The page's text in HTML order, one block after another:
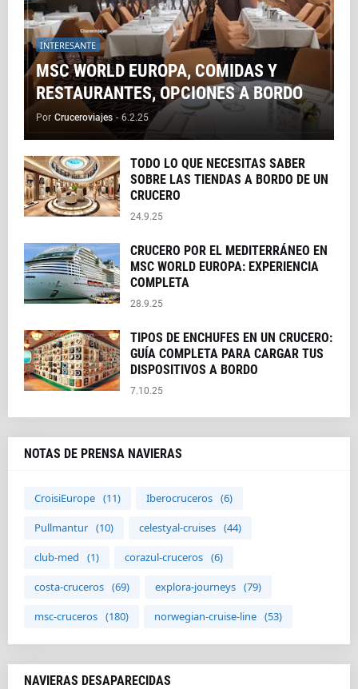
INTERESANTE
MSC WORLD EUROPA, COMIDAS Y
RESTAURANTES, OPCIONES A BORDO
Por Cruceroviajes - 6.2.25
TODO LO QUE NECESITAS SABER
SOBRE LAS TIENDAS A BORDO DE UN
CRUCERO
24.9.25
CRUCERO POR EL MEDITERRÁNEO EN
MSC WORLD EUROPA: EXPERIENCIA
COMPLETA
28.9.25
TIPOS DE ENCHUFES EN UN CRUCERO:
GUÍA COMPLETA PARA CARGAR TUS
DISPOSITIVOS A BORDO
7.10.25
NOTAS DE PRENSA NAVIERAS
CroisiEurope (11) Iberocruceros (6)
Pullmantur (10) celestyal-cruises (44)
club-med (1) corazul-cruceros (6)
costa-cruceros (69) explora-journeys (79)
msc-cruceros (180) norwegian-cruise-line (53)
NAVIERAS DESAPARECIDAS